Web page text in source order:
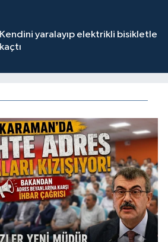
Kendini yaralayıp elektrikli bisikletle
kaçtı